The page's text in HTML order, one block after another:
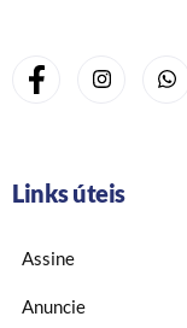
Links úteis
Assine
Anuncie